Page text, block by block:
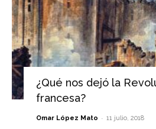
¿Qué nos dejó la
francesa?
Omar López Mato - 11 julio, 2018